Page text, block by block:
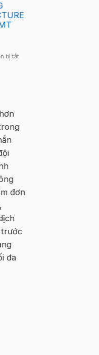
tại
tuyển
Tekla
–
bị tắtở
VIETNAM
đơn
đa